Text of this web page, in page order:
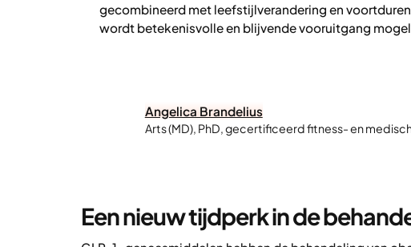
gecombineerd met leefstijlverandering en
wordt betekenisvolle en blijvende vooruitgang
Angelica Brandelius
Arts (MD), PhD, gecertificeerd fitness- en
Een nieuw tijdperk in de